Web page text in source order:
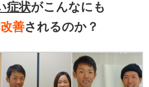
症状がこんなにも
善されるのか？